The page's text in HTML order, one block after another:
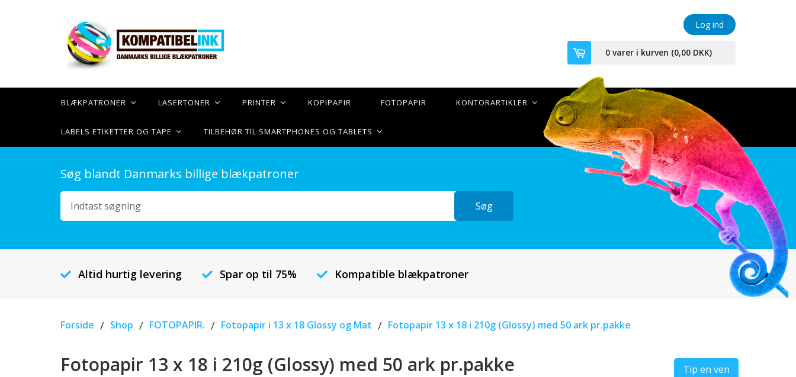
Log ind
0 varer i kurven (0,00 DKK)
BLÆKPATRONER LASERTONER PRINTER KOPIPAPIR FOTOPAPIR KONTORARTIKLER
LABELS ETIKETTER OG TAPE TILBEHØR TIL SMARTPHONES OG TABLETS
Søg blandt Danmarks billige blækpatroner
Søg
Altid hurtig levering Spar op til 75% Kompatible blækpatroner
Forside / Shop / FOTOPAPIR. / Fotopapir i 13 x 18 Glossy og Mat / Fotopapir 13 x 18 i 210g (Glossy) med 50 ark pr.pakke
Fotopapir 13 x 18 i 210g (Glossy) med 50 ark pr.pakke Tip en ven